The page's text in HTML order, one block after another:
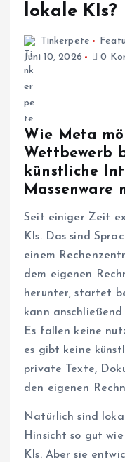
lokale KIs?
Tinkerpete
Juni 10, 2026
0
Wie Meta
Wettbewerb
künstliche
Massenware
Seit einiger Zeit
KIs. Das sind
einem
dem eigenen
herunter, startet
kann
Es fallen keine
es gibt keine
private Texte,
den eigenen
Natürlich sind
Hinsicht so gut
KIs. Aber sie